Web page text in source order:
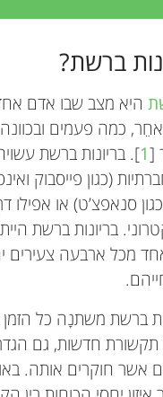
ברשת?
היא מצב שבו אדם
כמה פעמים
[
1]. בריונות ברשת
(כגון פייסבוק
סנאפצ’ט) או
בריונות ברשת
מכל ארבעה צעירים
ברשת משתנָה כל הזמן
תקשורת חדשות, גם
אשר חוקרים אותה.